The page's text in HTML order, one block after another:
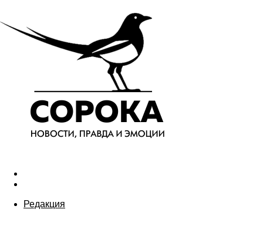
Редакция